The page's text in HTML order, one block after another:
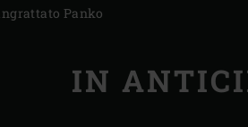
Panko
IN